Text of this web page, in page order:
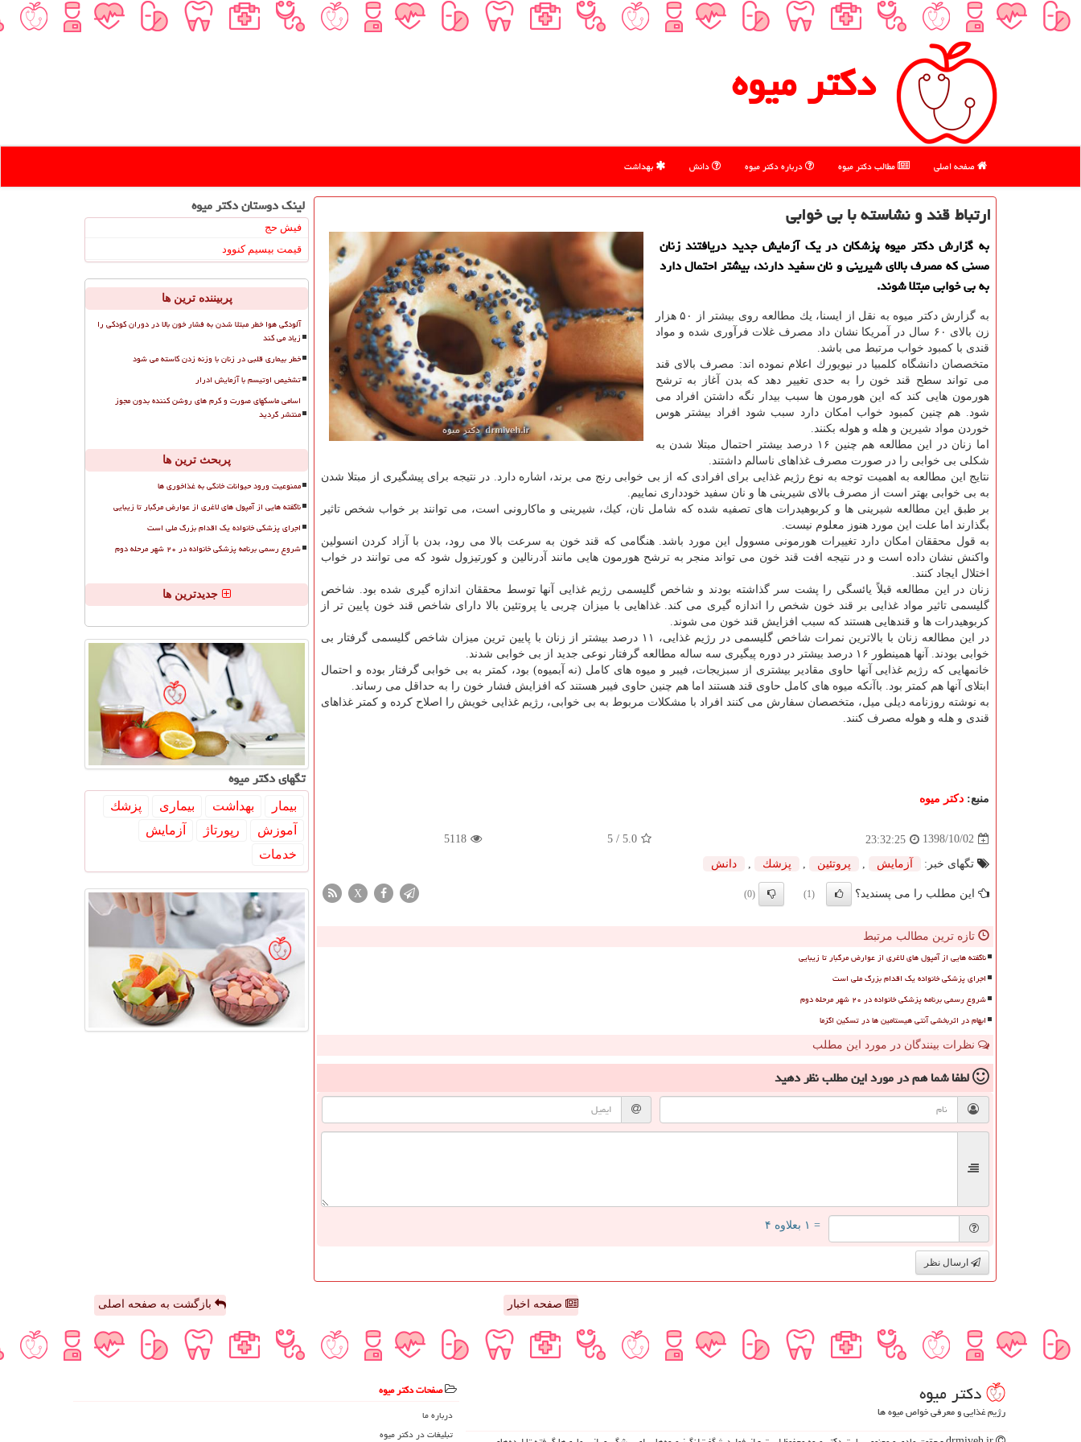
دكتر میوه
صفحه اصلی مطالب دكتر میوه درباره دكتر میوه دانش بهداشت
ارتباط قند و نشاسته با بی خوابی
به گزارش دكتر میوه پزشكان در یك آزمایش جدید دریافتند زنان
مسنی كه مصرف بالای شیرینی و نان سفید دارند، بیشتر احتمال دارد
به بی خوابی مبتلا شوند.
به گزارش دكتر میوه به نقل از ایسنا، یك مطالعه روی بیشتر از ۵۰ هزار
زن بالای ۶۰ سال در آمریكا نشان داد مصرف غلات فرآوری شده و مواد
قندی با كمبود خواب مرتبط می باشد.
متخصصان دانشگاه كلمبیا در نیویورك اعلام نموده اند: مصرف بالای قند
می تواند سطح قند خون را به حدی تغییر دهد كه بدن آغاز به ترشح
هورمون هایی كند كه این هورمون ها سبب بیدار نگه داشتن افراد می
شود. هم چنین كمبود خواب امكان دارد سبب شود افراد بیشتر هوس
خوردن مواد شیرین و هله و هوله بكنند.
اما زنان در این مطالعه هم چنین ۱۶ درصد بیشتر احتمال مبتلا شدن به
شكلی بی خوابی را در صورت مصرف غذاهای ناسالم داشتند.
نتایج این مطالعه به اهمیت توجه به نوع رژیم غذایی برای افرادی كه از بی خوابی رنج می برند، اشاره دارد. در نتیجه برای پیشگیری از مبتلا شدن
به بی خوابی بهتر است از مصرف بالای شیرینی ها و نان سفید خودداری نماییم.
بر طبق این مطالعه شیرینی ها و كربوهیدرات های تصفیه شده كه شامل نان، كیك، شیرینی و ماكارونی است، می توانند بر خواب شخص تاثیر
بگذارند اما علت این مورد هنوز معلوم نیست.
به قول محققان امكان دارد تغییرات هورمونی مسوول این مورد باشد. هنگامی كه قند خون به سرعت بالا می رود، بدن با آزاد كردن انسولین
واكنش نشان داده است و در نتیجه افت قند خون می تواند منجر به ترشح هورمون هایی مانند آدرنالین و كورتیزول شود كه می توانند در خواب
اختلال ایجاد كنند.
زنان در این مطالعه قبلاً یائسگی را پشت سر گذاشته بودند و شاخص گلیسمی رژیم غذایی آنها توسط محققان اندازه گیری شده بود. شاخص
گلیسمی تاثیر مواد غذایی بر قند خون شخص را اندازه گیری می كند. غذاهایی با میزان چربی یا پروتئین بالا دارای شاخص قند خون پایین تر از
كربوهیدرات ها و قندهایی هستند كه سبب افزایش قند خون می شوند.
در این مطالعه زنان با بالاترین نمرات شاخص گلیسمی در رژیم غذایی، ۱۱ درصد بیشتر از زنان با پایین ترین میزان شاخص گلیسمی گرفتار بی
خوابی بودند. آنها همینطور ۱۶ درصد بیشتر در دوره پیگیری سه ساله مطالعه گرفتار نوعی جدید از بی خوابی شدند.
خانمهایی كه رژیم غذایی آنها حاوی مقادیر بیشتری از سبزیجات، فیبر و میوه های كامل (نه آبمیوه) بود، كمتر به بی خوابی گرفتار بوده و احتمال
ابتلای آنها هم كمتر بود. باآنكه میوه های كامل حاوی قند هستند اما هم چنین حاوی فیبر هستند كه افزایش فشار خون را به حداقل می رساند.
به نوشته روزنامه دیلی میل، متخصصان سفارش می كنند افراد با مشكلات مربوط به بی خوابی، رژیم غذایی خویش را اصلاح كرده و كمتر غذاهای
قندی و هله و هوله مصرف كنند.
منبع: دكتر میوه
1398/10/02
23:32:25
5.0
/ 5
5118
تگهای خبر: آزمایش پروتئین پزشك دانش
این مطلب را می پسندید؟ (1)
(0)
X
تازه ترین مطالب مرتبط
ناگفته هایی از آمپول های لاغری از عوارض مرگبار تا زیبایی
اجرای پزشکی خانواده یک اقدام بزرگ ملی است
شروع رسمی برنامه پزشکی خانواده در ۲۰ شهر مرحله دوم
ابهام در اثربخشی آنتی هیستامین ها در تسکین اگزما
نظرات بینندگان در مورد این مطلب
لطفا شما همدر مورد این مطلبنظر دهید
= ۱ بعلاوه ۴
ارسال نظر
لینک دوستان دكتر میوه
فیش حج
قیمت بیسیم کنوود
پربیننده ترین ها
آلودگی هوا خطر مبتلا شدن به فشار خون بالا در دوران کودکی را
زیاد می کند
خطر بیماری قلبی در زنان با وزنه زدن کاسته می شود
تشخیص اوتیسم با آزمایش ادرار
اسامی ماسکهای صورت و کرم های روشن کننده بدون مجوز
منتشر گردید
پربحث ترین ها
ممنوعیت ورود حیوانات خانگی به غذاخوری ها
ناگفته هایی از آمپول های لاغری از عوارض مرگبار تا زیبایی
اجرای پزشکی خانواده یک اقدام بزرگ ملی است
شروع رسمی برنامه پزشکی خانواده در ۲۰ شهر مرحله دوم
جدیدترین ها
تگهای دكتر میوه
بیمار بهداشت بیماری
پزشك
آموزش
رپورتاژ
آزمایش
خدمات
صفحه اخبار بازگشت به صفحه اصلی
دكتر میوه
رژیم غذایی و معرفی خواص میوه ها
صفحات دكتر میوه
درباره ما
تبلیغات در دكتر میوه